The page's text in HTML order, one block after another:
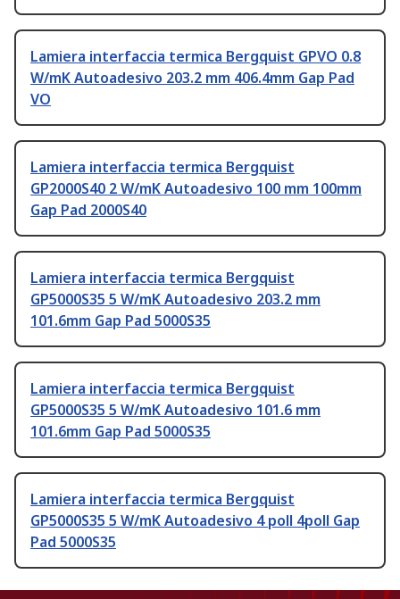
Lamiera interfaccia termica Bergquist GPVO 0.8
W/mK Autoadesivo 203.2 mm 406.4mm Gap Pad
VO
Lamiera interfaccia termica Bergquist
GP2000S40 2 W/mK Autoadesivo 100 mm 100mm
Gap Pad 2000S40
Lamiera interfaccia termica Bergquist
GP5000S35 5 W/mK Autoadesivo 203.2 mm
101.6mm Gap Pad 5000S35
Lamiera interfaccia termica Bergquist
GP5000S35 5 W/mK Autoadesivo 101.6 mm
101.6mm Gap Pad 5000S35
Lamiera interfaccia termica Bergquist
GP5000S35 5 W/mK Autoadesivo 4 poll 4poll Gap
Pad 5000S35